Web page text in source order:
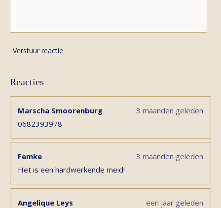
Verstuur reactie
Reacties
Marscha Smoorenburg
3 maanden geleden
0682393978
Femke
3 maanden geleden
Het is een hardwerkende meid!
Angelique Leys
een jaar geleden